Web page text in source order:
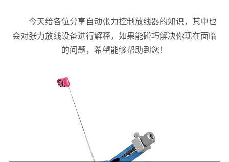
今天给各位分享自动张力控制放线器的知识，其中也
会对张力放线设备进行解释，如果能碰巧解决你现在面临
的问题，希望能够帮助到您！